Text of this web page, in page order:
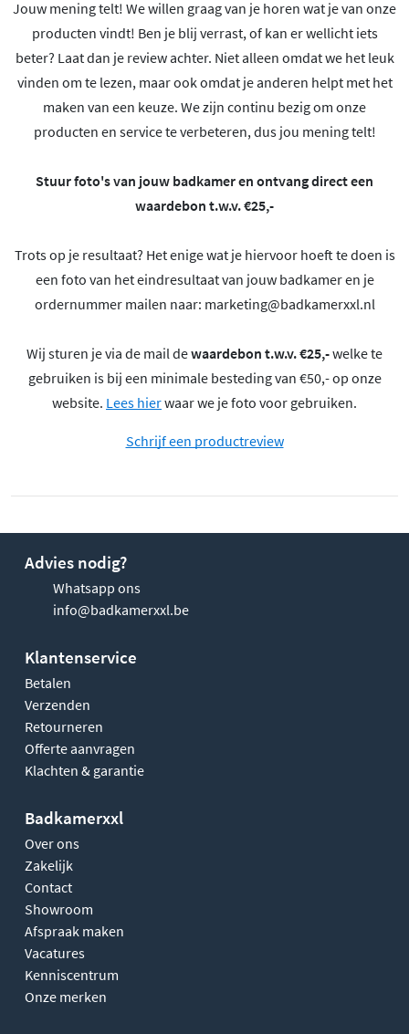
Jouw mening telt! We willen graag van je horen wat je van onze
producten vindt! Ben je blij verrast, of kan er wellicht iets
beter? Laat dan je review achter. Niet alleen omdat we het leuk
vinden om te lezen, maar ook omdat je anderen helpt met het
maken van een keuze. We zijn continu bezig om onze
producten en service te verbeteren, dus jou mening telt!
Stuur foto's van jouw badkamer en ontvang direct een
waardebon t.w.v. €25,-
Trots op je resultaat? Het enige wat je hiervoor hoeft te doen is
een foto van het eindresultaat van jouw badkamer en je
ordernummer mailen naar: marketing@badkamerxxl.nl
Wij sturen je via de mail dewaardebon t.w.v. €25,-welke te
gebruiken is bij een minimale besteding van €50,- op onze
website. Lees hierwaar we je foto voor gebruiken.
Schrijf een productreview
Advies nodig?
Whatsapp ons
info@badkamerxxl.be
Klantenservice
Betalen
Verzenden
Retourneren
Offerte aanvragen
Klachten & garantie
Badkamerxxl
Over ons
Zakelijk
Contact
Showroom
Afspraak maken
Vacatures
Kenniscentrum
Onze merken